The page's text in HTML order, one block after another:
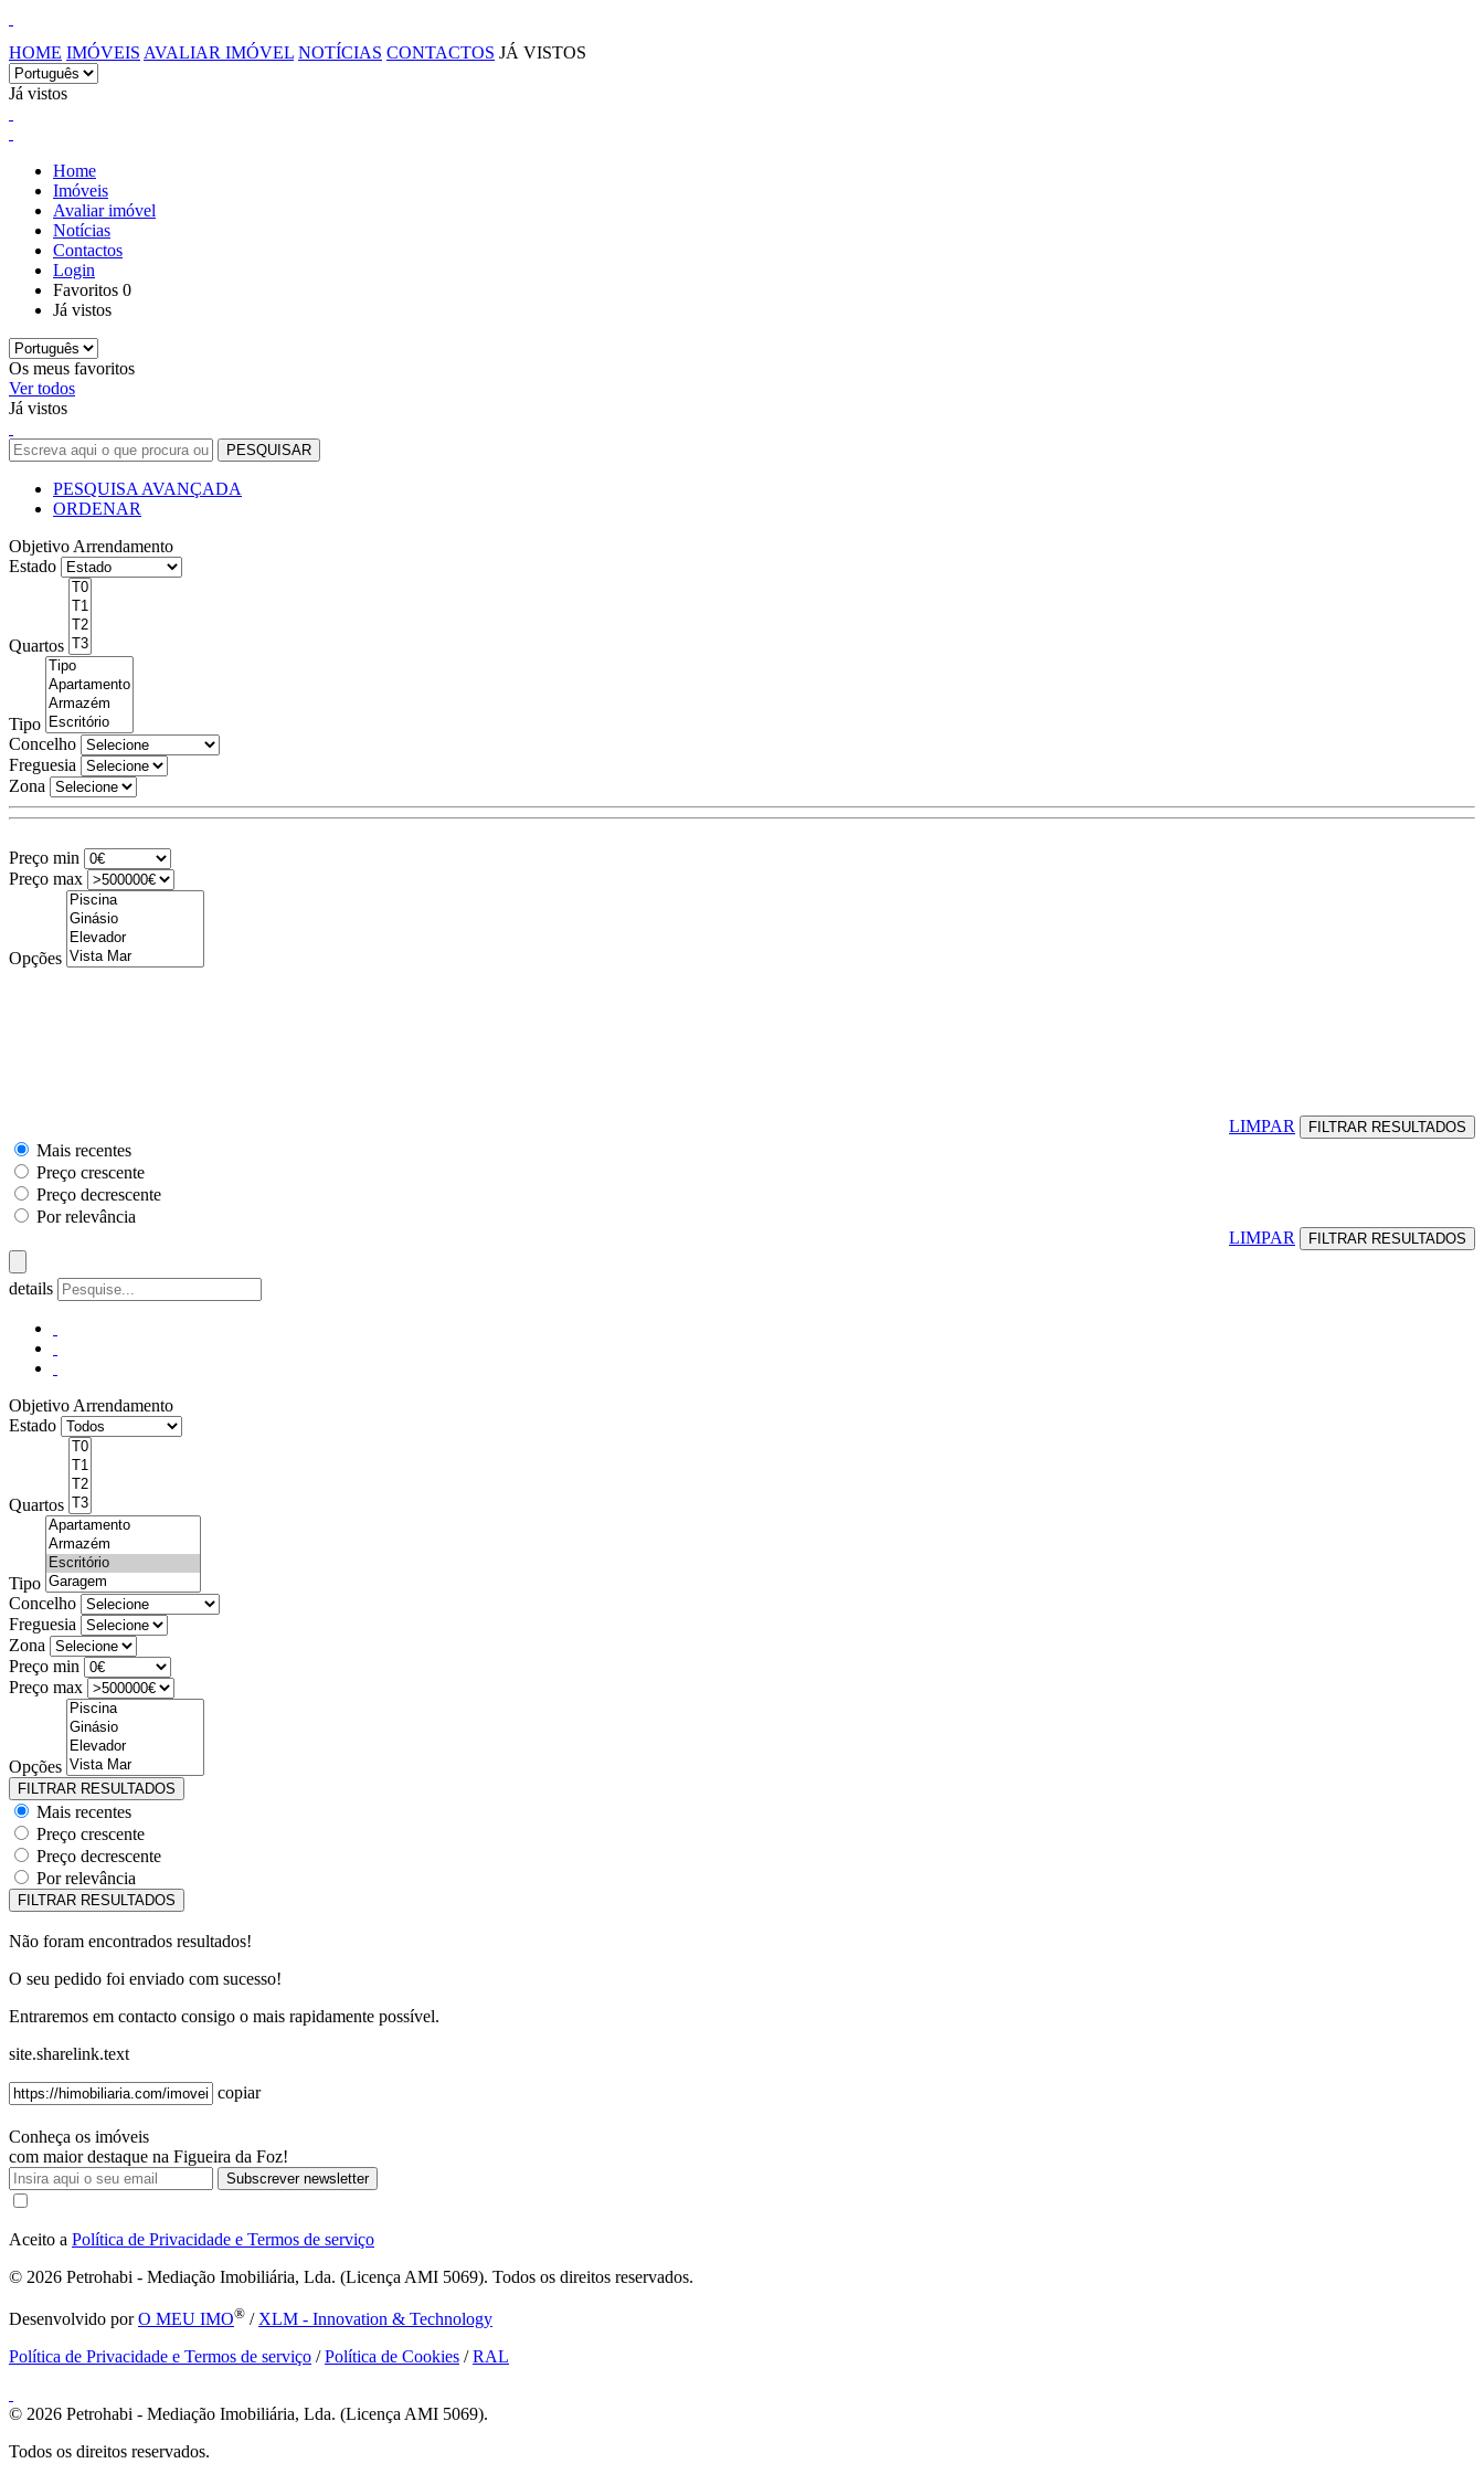
HOME IMÓVEIS AVALIAR IMÓVEL NOTÍCIAS CONTACTOS JÁ VISTOS
Já vistos
Home
Imóveis
Avaliar imóvel
Notícias
Contactos
Login
Favoritos 0
Já vistos
Os meus favoritos
Ver todos
Já vistos
PESQUISA AVANÇADA
ORDENAR
Objetivo Arrendamento
Estado
Quartos
Tipo
Concelho
Freguesia
Zona
Preço min
Preço max
Opções
LIMPAR
Mais recentes
Preço crescente
Preço decrescente
Por relevância
LIMPAR
details
Objetivo Arrendamento
Estado
Quartos
Tipo
Concelho
Freguesia
Zona
Preço min
Preço max
Opções
Mais recentes
Preço crescente
Preço decrescente
Por relevância
Não foram encontrados resultados!
O seu pedido foi enviado com sucesso!
Entraremos em contacto consigo o mais rapidamente possível.
site.sharelink.text
copiar
Conheça os imóveis
com maior destaque na Figueira da Foz!
Subscrever newsletter
Aceito a Política de Privacidade e Termos de serviço
© 2026 Petrohabi - Mediação Imobiliária, Lda. (Licença AMI 5069). Todos os direitos reservados.
Desenvolvido porO MEU IMO® / XLM - Innovation & Technology
Política de Privacidade e Termos de serviço /Política de Cookies /RAL
© 2026 Petrohabi - Mediação Imobiliária, Lda. (Licença AMI 5069).
Todos os direitos reservados.